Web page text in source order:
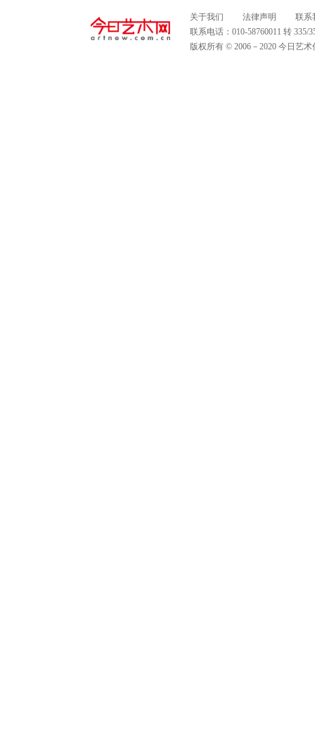
关于我们 法律声明
联系
联系电话：010-58760011 转
版权所有 © 2006－2020 今日艺